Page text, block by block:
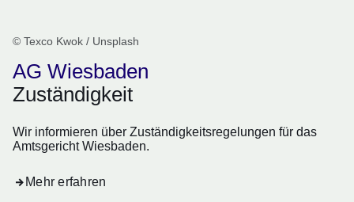
© Texco Kwok / Unsplash
AG Wiesbaden
Zuständigkeit
Wir informieren über Zuständigkeitsregelungen für das
Amtsgericht Wiesbaden.
Mehr erfahren